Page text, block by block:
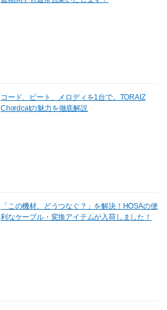
コード、ビート、メロディを1台で。TORAIZ
Chordcatの魅力を徹底解説
「この機材、どうつなぐ？」を解決！HOSAの便
利なケーブル・変換アイテムが入荷しました！